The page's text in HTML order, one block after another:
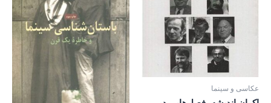
عکاسی و سینما